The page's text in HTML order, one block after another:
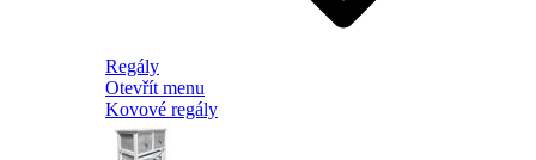
Regály
Otevřít menu
Kovové regály